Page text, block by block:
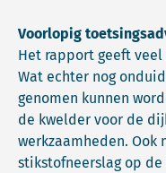
Voorlopig
Het rapport geeft
Wat echter nog
genomen kunnen
de kwelder voor de
werkzaamheden. Ook
stikstofneerslag op